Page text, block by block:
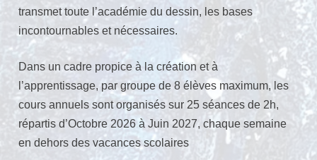
transmet toute l’académie du dessin, les bases
incontournables et nécessaires.
Dans un cadre propice à la création et à
l’apprentissage, par groupe de 8 élèves maximum, les
cours annuels sont organisés sur 25 séances de 2h,
répartis d’Octobre 2026 à Juin 2027, chaque semaine
en dehors des vacances scolaires